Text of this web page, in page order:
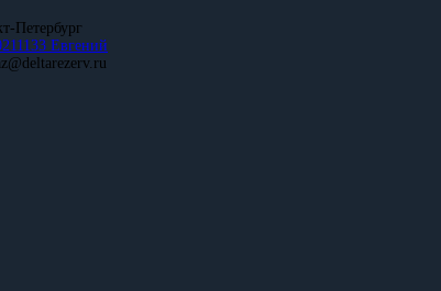
Петербург
Евгений